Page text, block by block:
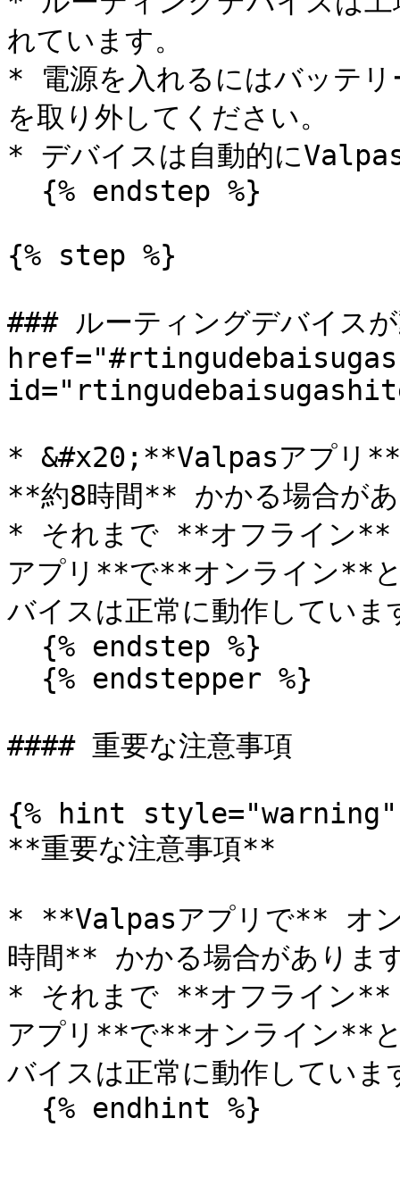
れています。
* 電源を入れるにはバッテリ
を取り外してください。
* デバイスは自動的に
{% step %}
### ルーティングデバイス
* &#x20;**Valpasアプリ**
**約8時間** かかる場合が
* それまで **オフライン**
アプリ**で**オンライン**と
バイスは正常に動作していま
#### 重要な注意事項
{% hint style="warning"
**重要な注意事項**
* **Valpasアプリで** オン
時間** かかる場合がありま
* それまで **オフライン**
アプリ**で**オンライン**と
バイスは正常に動作していま